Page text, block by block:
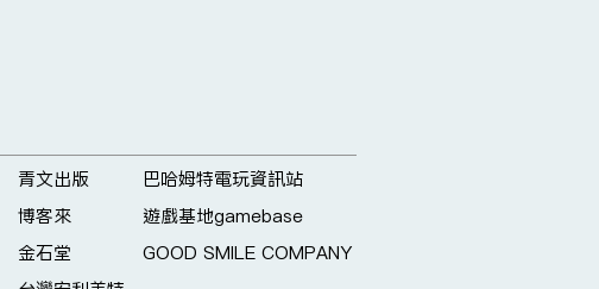
青文出版
博客來
金石堂
巴哈姆特電玩資訊站
遊戲基地gamebase
GOOD SMILE COMPANY